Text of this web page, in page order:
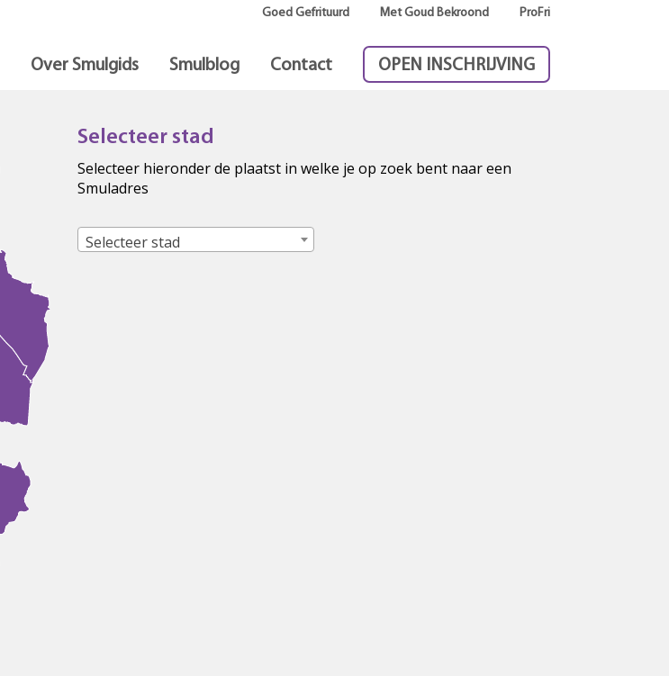
Goed Gefrituurd Met Goud Bekroond ProFri
Over Smulgids Smulblog Contact OPEN INSCHRIJVING
Selecteer stad
Selecteer hieronder de plaatst in welke je op zoek bent naar een
Smuladres
Selecteer stad